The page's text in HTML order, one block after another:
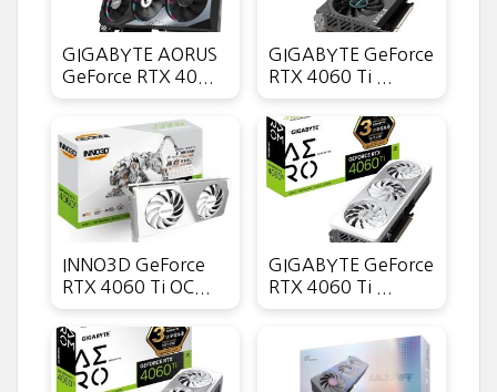
GIGABYTE AORUS
GeForce RTX 40...
GIGABYTE GeForce
RTX 4060 Ti ...
INNO3D GeForce
RTX 4060 Ti OC...
GIGABYTE GeForce
RTX 4060 Ti ...